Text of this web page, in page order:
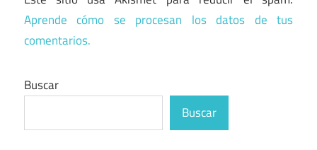
Aprende cómo se procesan los datos de tus
comentarios.
Buscar
Buscar